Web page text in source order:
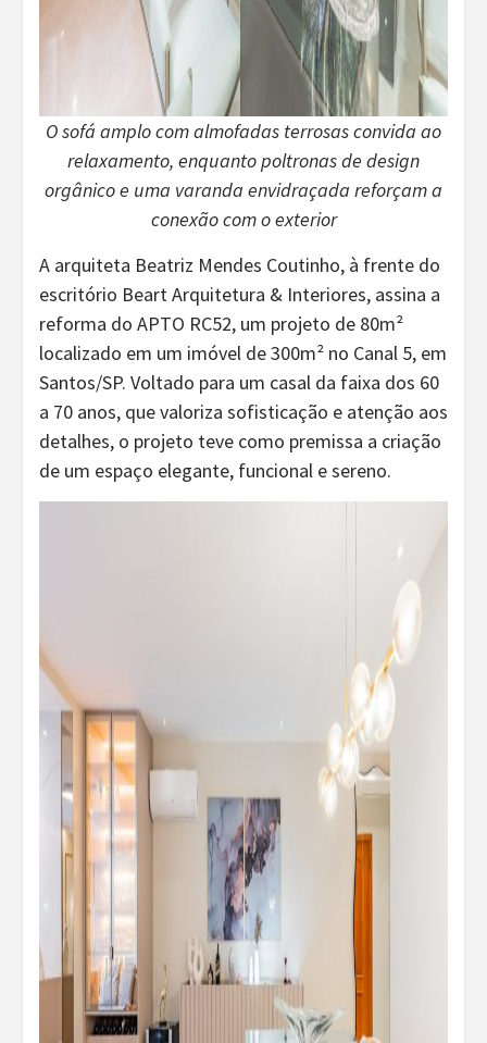
O sofá amplo com almofadas terrosas convida ao
relaxamento, enquanto poltronas de design
orgânico e uma varanda envidraçada reforçam a
conexão com o exterior
A arquiteta Beatriz Mendes Coutinho, à frente do
escritório Beart Arquitetura & Interiores, assina a
reforma do APTO RC52, um projeto de 80m²
localizado em um imóvel de 300m² no Canal 5, em
Santos/SP. Voltado para um casal da faixa dos 60
a 70 anos, que valoriza sofisticação e atenção aos
detalhes, o projeto teve como premissa a criação
de um espaço elegante, funcional e sereno.